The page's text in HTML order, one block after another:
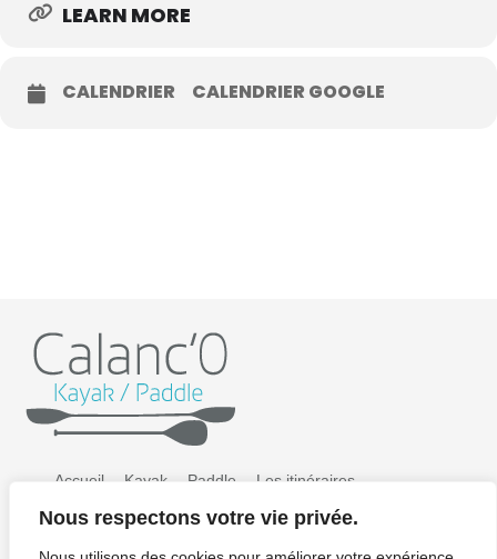
Nous respectons votre vie privée.
LEARN MORE
CALENDRIER CALENDRIER GOOGLE
Accueil Kayak Paddle Les itinéraires
Préparer sa sortie Tarifs Galerie photos